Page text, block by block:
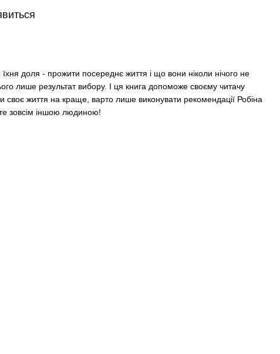
доля - прожити посереднє життя і що вони ніколи нічого не
лише результат вибору. І ця книга допоможе своєму читачу
своє життя на краще, варто лише виконувати рекомендації Робіна
зовсім іншою людиною!